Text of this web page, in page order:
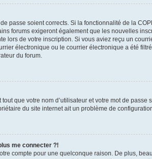
passe soient corrects. Si la fonctionnalité de la
forums exigeront également que les nouvelles
lors de votre inscription. Si vous aviez reçu un
électronique ou le courrier électronique a été
du forum.
que votre nom d’utilisateur et votre mot de
du site internet ait un problème de
me connecter ?!
compte pour une quelconque raison. De plus,